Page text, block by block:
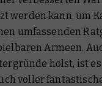
werden kann, um
umfassenden
Armeen.
holst, ist
voller